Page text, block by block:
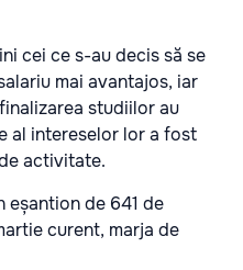
cei ce s-au decis să se
mai avantajos, iar
studiilor au
al intereselor lor a fost
activitate.
eșantion de 641 de
curent, marja de